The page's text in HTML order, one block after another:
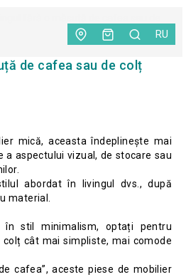
RU
de cafea sau de colț
mică, aceasta îndeplinește mai
aspectului vizual, de stocare sau
abordat în livingul dvs., după
material.
în stil minimalism, optați pentru
cât mai simpliste, mai comode
cafea”, aceste piese de mobilier